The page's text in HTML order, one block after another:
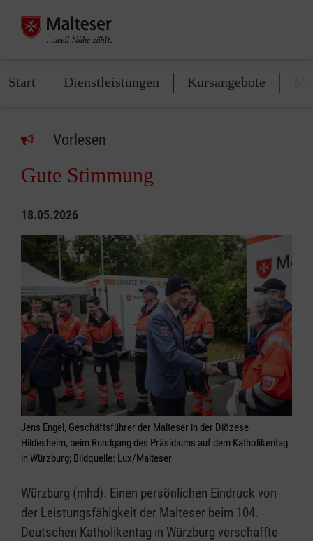
Start Dienstleistungen Kursangebote
Vorlesen
Gute Stimmung
18.05.2026
Jens Engel, Geschäftsführer der Malteser in der Diözese
Hildesheim, beim Rundgang des Präsidiums auf dem Katholikentag
in Würzburg; Bildquelle: Lux/Malteser
Würzburg (mhd). Einen persönlichen Eindruck von
der Leistungsfähigkeit der Malteser beim 104.
Deutschen Katholikentag in Würzburg verschaffte